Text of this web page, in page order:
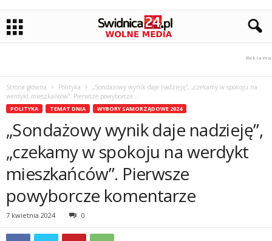
Strona główna Polityka
„Sondażowy wynik daje nadzieję”, „czekamy w spokoju na
werdykt mieszkańców”. Pierwsze powyborcze...
POLITYKA TEMAT DNIA WYBORY SAMORZĄDOWE 2024
„Sondażowy wynik daje nadzieję”,
„czekamy w spokoju na werdykt
mieszkańców”. Pierwsze
powyborcze komentarze
7 kwietnia 2024 0